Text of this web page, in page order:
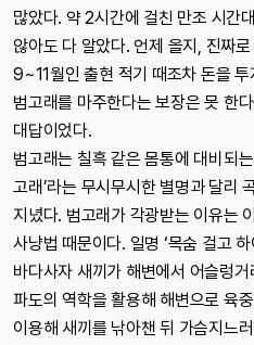
많았다. 약 2시간에 걸친 만조 시간
않아도 다 알았다. 언제 올지, 진짜
9~11월인 출현 적기 때조차 돈을
범고래를 마주한다는 보장은 못 한
대답이었다.
범고래는 칠흑 같은 몸통에 대비되
고래’라는 무시무시한 별명과 달리
지녔다. 범고래가 각광받는 이유는
사냥법 때문이다. 일명 ‘목숨 걸고
바다사자 새끼가 해변에서 어슬렁
파도의 역학을 활용해 해변으로 육
이용해 새끼를 낚아챈 뒤 가슴지느